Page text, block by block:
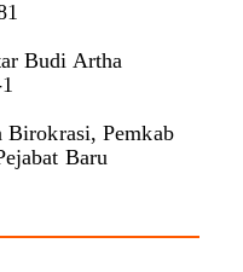
Budi Artha
Birokrasi, Pemkab
Baru